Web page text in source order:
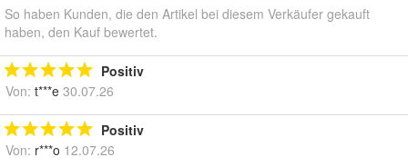
So haben Kunden, die den Artikel bei diesem Verkäufer gekauft
haben, den Kauf bewertet.
Positiv
Von: t***e 30.07.26
Positiv
Von: r***o 12.07.26